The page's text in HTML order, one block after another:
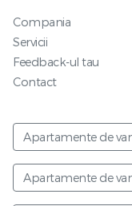
Compania
Servicii
Feedback-ul tau
Contact
Apartamente de
Apartamente de